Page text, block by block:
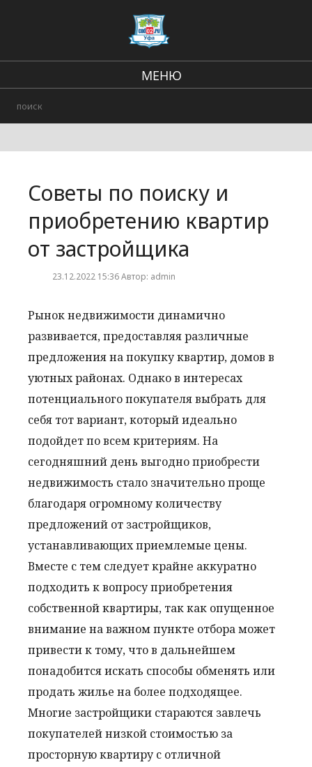
МЕНЮ
Городские события
Советы по поиску и
приобретению квартир
от застройщика
23.12.2022 15:36 Автор: admin
Рынок недвижимости динамично
развивается, предоставляя различные
предложения на покупку квартир, домов в
уютных районах. Однако в интересах
потенциального покупателя выбрать для
себя тот вариант, который идеально
подойдет по всем критериям. На
сегодняшний день выгодно приобрести
недвижимость стало значительно проще
благодаря огромному количеству
предложений от застройщиков,
устанавливающих приемлемые цены.
Вместе с тем следует крайне аккуратно
подходить к вопросу приобретения
собственной квартиры, так как опущенное
внимание на важном пункте отбора может
привести к тому, что в дальнейшем
понадобится искать способы обменять или
продать жилье на более подходящее.
Многие застройщики стараются завлечь
покупателей низкой стоимостью за
просторную квартиру с отличной